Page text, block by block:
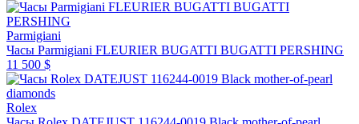
Parmigiani
Часы Parmigiani FLEURIER BUGATTI BUGATTI PERSHING
11 500 $
Rolex